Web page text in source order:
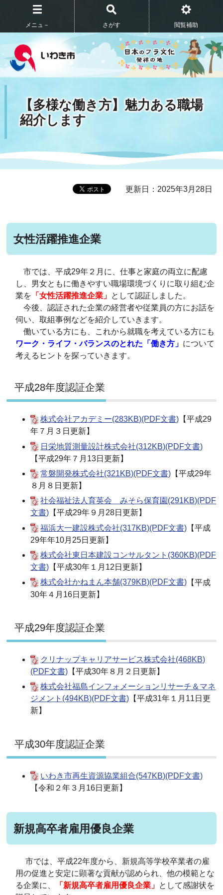
メニュ－ さがす 閲覧補助
【多様な働き方】魅力ある職場
紹介します
更新日：2025年3月28日
女性活躍推進企業
市では、平成29年２月に、仕事と家庭の両立に配慮
し、男女ともに働きやすい職場環境づくりに取り組む企
業を 「女性活躍推進企業」 として認証しました。
今後、認証された企業の経営者や従業員の方にお話を
伺い、取組事例などを紹介していきます。
働いている方にも、これから就職を考えている方にも
ワーク・ライフ・バランスのとれた「働き方」 について
考えるヒントを探っていきます。
平成28年度認証企業
株式会社アカデミー(283KB)(PDF文書) 【平成29
年７月３日更新】
日栄地質測量設計株式会社(312KB)(PDF文書)
【平成29年７月13日更新】
常磐開発株式会社(321KB)(PDF文書) 【平成29年
８月８日更新】
社会福祉法人育英会 みそら保育園(291KB)(PDF
文書) 【平成29年９月28日更新】
福浜大一建設株式会社(317KB)(PDF文書) 【平成
29年年10月25日更新】
株式会社東日本建設コンサルタント(360KB)(PDF
文書) 【平成30年１月12日更新】
株式会社かねまん本舗(379KB)(PDF文書) 【平成
30年４月16日更新】
平成29年度認証企業
クリナップキャリアサービス株式会社(468KB)
(PDF文書) 【平成30年８月２日更新】
株式会社福島インフォメーションリサーチ＆マネ
ジメント(494KB)(PDF文書) 【平成31年１月11日更
新】
平成30年度認証企業
いわき市再生資源協業組合(547KB)(PDF文書)
【令和２年３月16日更新】
新規高卒者雇用優良企業
市では、平成22年度から、新規高等学校卒業者の雇
用の促進と安定に顕著な貢献が認められ、他の模範とな
る企業に、
「新規高卒者雇用優良企業」 として感謝状を